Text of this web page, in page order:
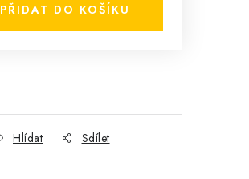
PŘIDAT DO KOŠÍKU
Hlídat Sdílet